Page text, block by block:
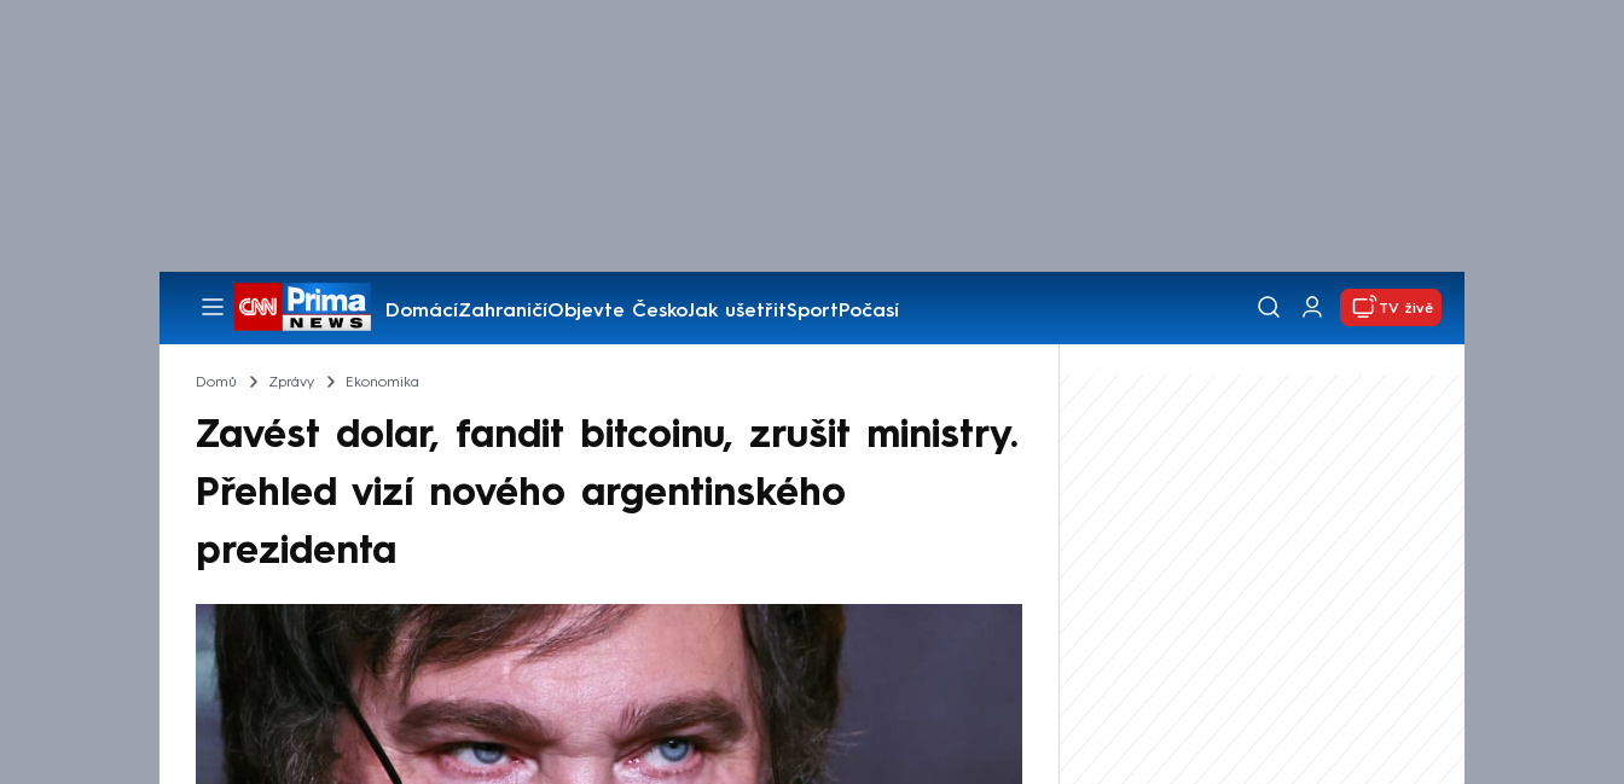
DomácíZahraničíObjevte ČeskoJak ušetřitSportPočasí
Pořady
TV živě
Domů Zprávy Ekonomika
Zavést dolar, fandit bitcoinu, zrušit ministry.
Přehled vizí nového argentinského
prezidenta